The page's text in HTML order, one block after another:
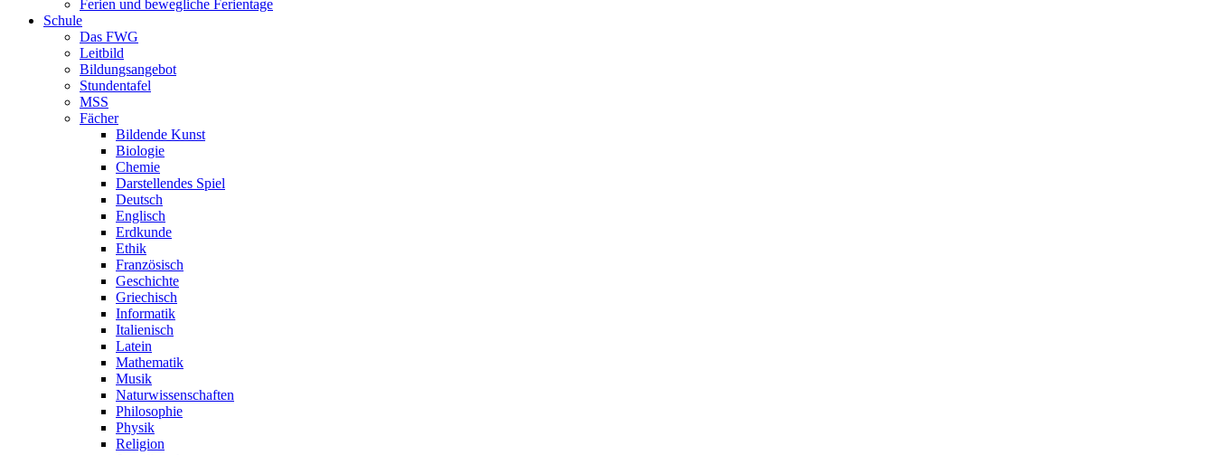
Ferien und bewegliche Ferientage
Schule
Das FWG
Leitbild
Bildungsangebot
Stundentafel
MSS
Fächer
Bildende Kunst
Biologie
Chemie
Darstellendes Spiel
Deutsch
Englisch
Erdkunde
Ethik
Französisch
Geschichte
Griechisch
Informatik
Italienisch
Latein
Mathematik
Musik
Naturwissenschaften
Philosophie
Physik
Religion